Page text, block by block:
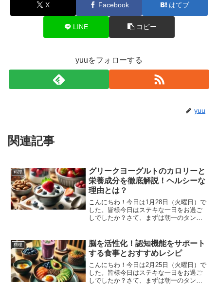
X Facebook はてブ
LINE コピー
yuuをフォローする
yuu
関連記事
料理
グリークヨーグルトのカロリーと
栄養成分を徹底解説！ヘルシーな
理由とは？
こんにちわ！今日は1月28日（火曜日）で
した。皆様今日はステキな一日をお過ご
しでしたか？さて、まずは朝一のタンパ
ンパウダー メロン味補給量は３０ｇ眠っ
ている間に不足し...
料理
脳を活性化！認知機能をサポート
する食事とおすすめレシピ
こんにちわ！今日は2月25日（火曜日）で
した。皆様今日はステキな一日をお過ご
しでしたか？さて、まずは朝一のタンパ